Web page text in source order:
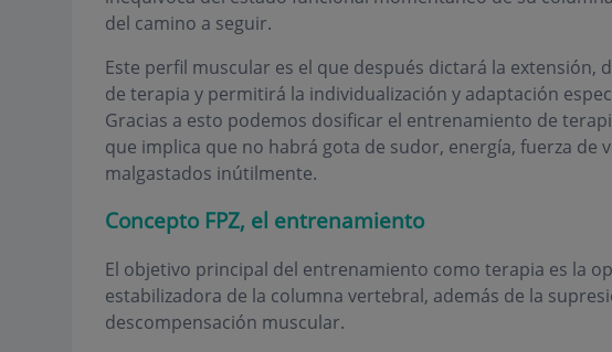
del camino a seguir.
Este perfil muscular es el que después dictará la extensión,
de terapia y permitirá la individualización y adaptación
Gracias a esto podemos dosificar el entrenamiento de
que implica que no habrá gota de sudor, energía, fuerza de
malgastados inútilmente.
Concepto FPZ, el entrenamiento
El objetivo principal del entrenamiento como terapia es la
estabilizadora de la columna vertebral, además de la
descompensación muscular.